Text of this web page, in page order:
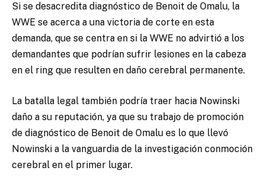
Si se desacredita diagnóstico de Benoit de Omalu, la
WWE se acerca a una victoria de corte en esta
demanda, que se centra en si la WWE no advirtió a los
demandantes que podrían sufrir lesiones en la cabeza
en el ring que resulten en daño cerebral permanente.
La batalla legal también podría traer hacia Nowinski
daño a su reputación, ya que su trabajo de promoción
de diagnóstico de Benoit de Omalu es lo que llevó
Nowinski a la vanguardia de la investigación conmoción
cerebral en el primer lugar.